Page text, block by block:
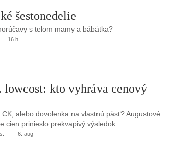
šestonedelie
s telom mamy a bábätka?
16 h
lowcost: kto vyhráva cenový
alebo dovolenka na vlastnú päsť? Augustové
cien prinieslo prekvapivý výsledok.
6. aug